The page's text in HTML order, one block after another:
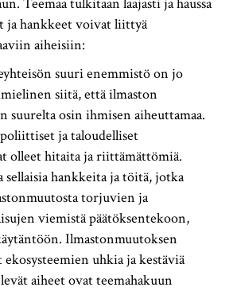
Teemaa tulkitaan laajasti ja haussa
ja hankkeet voivat liittyä
aiheisiin:
suuri enemmistö on jo
siitä, että ilmaston
suurelta osin ihmisen aiheuttamaa.
ja taloudelliset
olleet hitaita ja riittämättömiä.
sellaisia hankkeita ja töitä, jotka
torjuvien ja
viemistä päätöksentekoon,
Ilmastonmuutoksen
ekosysteemien uhkia ja kestäviä
aiheet ovat teemahakuun